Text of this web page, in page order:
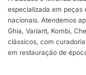
especializada em peças
nacionais. Atendemos
Ghia, Variant, Kombi,
clássicos, com
em restauração de